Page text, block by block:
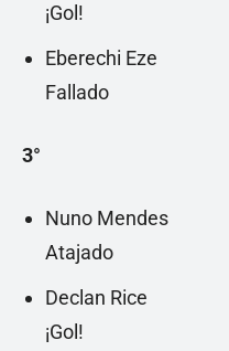
¡Gol!
Eberechi Eze
Fallado
3°
Nuno Mendes
Atajado
Declan Rice
¡Gol!